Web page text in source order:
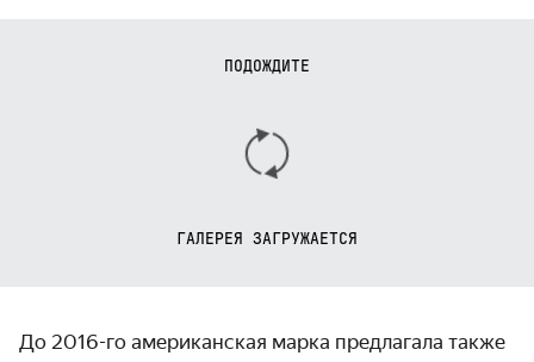
ПОДОЖДИТЕ
ГАЛЕРЕЯ ЗАГРУЖАЕТСЯ
До 2016-го американская марка предлагала также